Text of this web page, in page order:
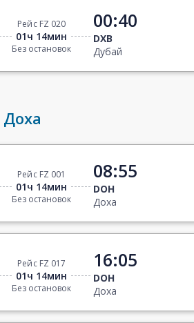
Рейс FZ 020
01ч 14мин
Без остановок
00:40
DXB
Дубай
Рейс FZ 001
01ч 14мин
Без остановок
08:55
DOH
Доха
Рейс FZ 017
01ч 14мин
Без остановок
16:05
DOH
Доха